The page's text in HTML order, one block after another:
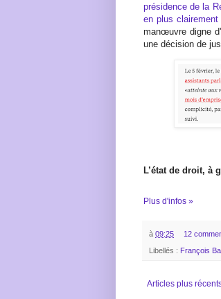
présidence de la
en plus
manœuvre digne
une décision de
L’état de droit, à
Plus d'infos »
à 09:25 12
Libellés : François
Articles plus